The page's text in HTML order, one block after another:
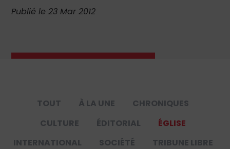
Publié le 23 Mar 2012
TOUT À LA UNE
CHRONIQUES
CULTURE
ÉDITORIAL
ÉGLISE
INTERNATIONAL
SOCIÉTÉ TRIBUNE LIBRE